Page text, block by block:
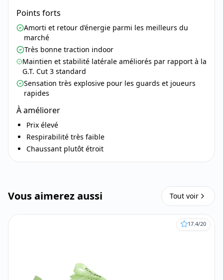
Points forts
Amorti et retour d’énergie parmi les meilleurs du
marché
Très bonne traction indoor
Maintien et stabilité latérale améliorés par rapport à la
G.T. Cut 3 standard
Sensation très explosive pour les guards et joueurs
rapides
À améliorer
Prix élevé
Respirabilité très faible
Chaussant plutôt étroit
Vous aimerez aussi Tout voir
17.4/20